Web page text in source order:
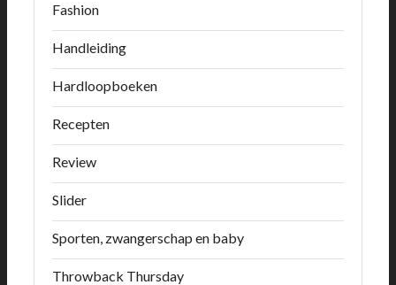
Fashion
Handleiding
Hardloopboeken
Recepten
Review
Slider
Sporten, zwangerschap en baby
Throwback Thursday